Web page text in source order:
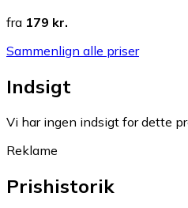
fra 179 kr.
Sammenlign alle priser
Indsigt
Vi har ingen indsigt for dette
Reklame
Prishistorik